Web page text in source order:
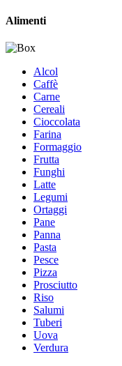
Alimenti
Alcol
Caffè
Carne
Cereali
Cioccolata
Farina
Formaggio
Frutta
Funghi
Latte
Legumi
Ortaggi
Pane
Panna
Pasta
Pesce
Pizza
Prosciutto
Riso
Salumi
Tuberi
Uova
Verdura